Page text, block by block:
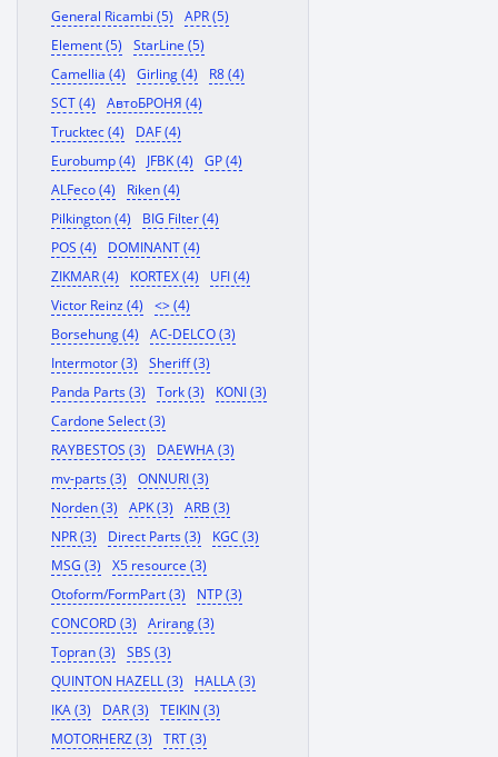
General Ricambi (5)
APR (5)
Element (5)
StarLine (5)
Camellia (4)
Girling (4)
R8 (4)
SCT (4)
АвтоБРОНЯ (4)
Trucktec (4)
DAF (4)
Eurobump (4)
JFBK (4)
GP (4)
ALFeco (4)
Riken (4)
Pilkington (4)
BIG Filter (4)
POS (4)
DOMINANT (4)
ZIKMAR (4)
KORTEX (4)
UFI (4)
Victor Reinz (4)
<> (4)
Borsehung (4)
AC-DELCO (3)
Intermotor (3)
Sheriff (3)
Panda Parts (3)
Tork (3)
KONI (3)
Cardone Select (3)
RAYBESTOS (3)
DAEWHA (3)
mv-parts (3)
ONNURI (3)
Norden (3)
APK (3)
ARB (3)
NPR (3)
Direct Parts (3)
KGC (3)
MSG (3)
X5 resource (3)
Otoform/FormPart (3)
NTP (3)
CONCORD (3)
Arirang (3)
Topran (3)
SBS (3)
QUINTON HAZELL (3)
HALLA (3)
IKA (3)
DAR (3)
TEIKIN (3)
MOTORHERZ (3)
TRT (3)